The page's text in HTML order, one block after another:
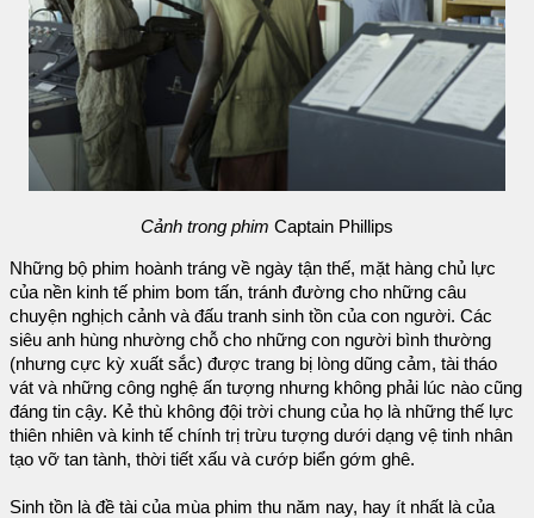
Cảnh trong phim Captain Phillips
Những bộ phim hoành tráng về ngày tận thế, mặt hàng chủ lực
của nền kinh tế phim bom tấn, tránh đường cho những câu
chuyện nghịch cảnh và đấu tranh sinh tồn của con người. Các
siêu anh hùng nhường chỗ cho những con người bình thường
(nhưng cực kỳ xuất sắc) được trang bị lòng dũng cảm, tài tháo
vát và những công nghệ ấn tượng nhưng không phải lúc nào cũng
đáng tin cậy. Kẻ thù không đội trời chung của họ là những thế lực
thiên nhiên và kinh tế chính trị trừu tượng dưới dạng vệ tinh nhân
tạo vỡ tan tành, thời tiết xấu và cướp biển gớm ghê.
Sinh tồn là đề tài của mùa phim thu năm nay, hay ít nhất là của